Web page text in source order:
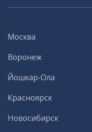
Москва
Воронеж
Йошкар-Ола
Красноярск
Новосибирск